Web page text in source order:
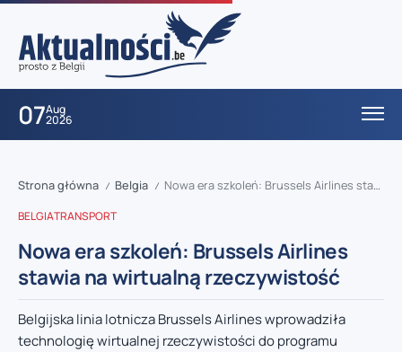
07Aug
2026
Strona główna / Belgia / Nowa era szkoleń: Brussels Airlines stawia na wirtualną rzeczywistość
BELGIATRANSPORT
Nowa era szkoleń: Brussels Airlines
stawia na wirtualną rzeczywistość
Belgijska linia lotnicza Brussels Airlines wprowadziła
technologię wirtualnej rzeczywistości do programu